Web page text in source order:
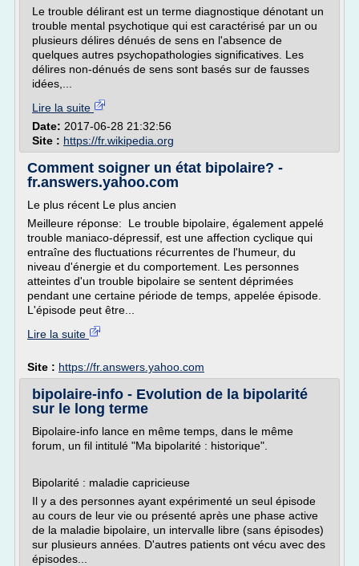
Le trouble délirant est un terme diagnostique dénotant un
trouble mental psychotique qui est caractérisé par un ou
plusieurs délires dénués de sens en l'absence de
quelques autres psychopathologies significatives. Les
délires non-dénués de sens sont basés sur de fausses
idées,...
Lire la suite
Date: 2017-06-28 21:32:56
Site : https://fr.wikipedia.org
Comment soigner un état bipolaire? -
fr.answers.yahoo.com
Le plus récent Le plus ancien
Meilleure réponse: Le trouble bipolaire, également appelé
trouble maniaco-dépressif, est une affection cyclique qui
entraîne des fluctuations récurrentes de l'humeur, du
niveau d'énergie et du comportement. Les personnes
atteintes d'un trouble bipolaire se sentent déprimées
pendant une certaine période de temps, appelée épisode.
L'épisode peut être...
Lire la suite
Site : https://fr.answers.yahoo.com
bipolaire-info - Evolution de la bipolarité
sur le long terme
Bipolaire-info lance en même temps, dans le même
forum, un fil intitulé "Ma bipolarité : historique".
Bipolarité : maladie capricieuse
Il y a des personnes ayant expérimenté un seul épisode
au cours de leur vie ou présenté après une phase active
de la maladie bipolaire, un intervalle libre (sans épisodes)
sur plusieurs années. D'autres patients ont vécu avec des
épisodes...